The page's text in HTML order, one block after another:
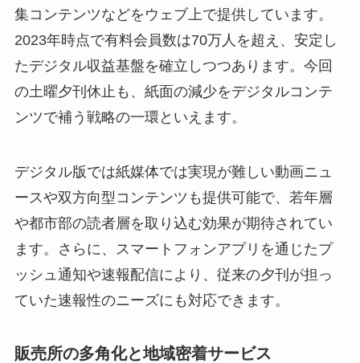
集コンテンツなどをウェブ上で提供しています。
2023年時点で有料会員数は70万人を超え、安定し
たデジタル収益基盤を確立しつつあります。今回
の土曜夕刊休止も、紙面の減少をデジタルコンテ
ンツで補う戦略の一環といえます。
デジタル版では紙媒体では実現が難しい動画ニュ
ースや双方向型コンテンツも提供可能で、若年層
や都市部の読者層を取り込む効果が期待されてい
ます。さらに、スマートフォンアプリを通じたプ
ッシュ通知や速報配信により、従来の夕刊が担っ
ていた速報性のニーズにも対応できます。
販売所の多角化と地域密着サービス